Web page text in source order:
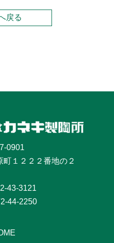
戻る
0901
１２２２番地の２
43-3121
44-2250